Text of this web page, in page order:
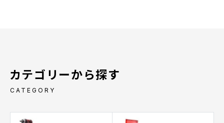
カテゴリーから探す
CATEGORY